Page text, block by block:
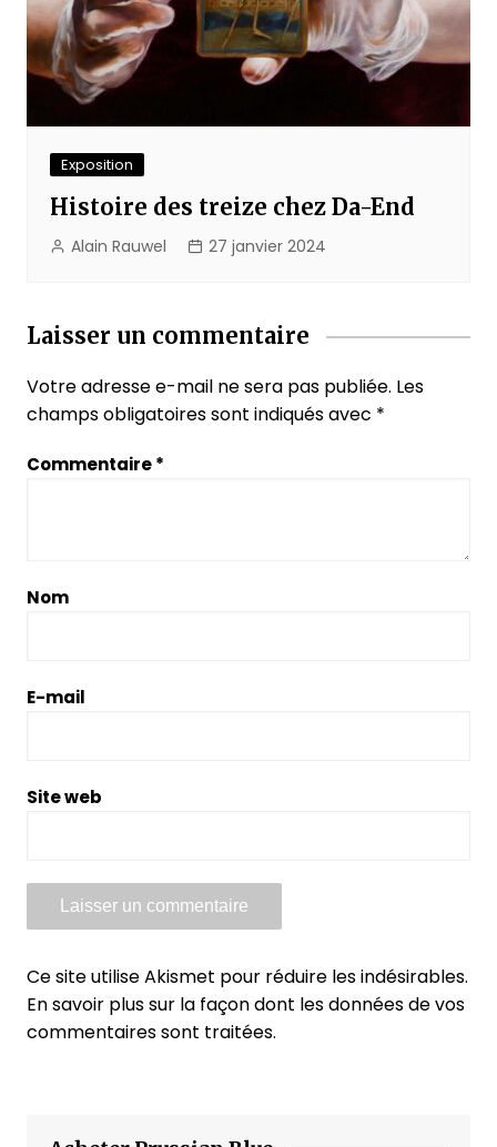
Exposition
Histoire des treize chez Da-End
Alain Rauwel 27 janvier 2024
Laisser un commentaire
Votre adresse e-mail ne sera pas publiée. Les
champs obligatoires sont indiqués avec *
Commentaire*
Nom
E-mail
Site web
Ce site utilise Akismet pour réduire les indésirables.
En savoir plus sur la façon dont les données de vos
commentaires sont traitées.